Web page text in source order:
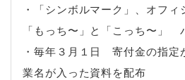
・「シンボルマーク」、オフ
「もっち〜」と「こっち〜」
・毎年３月１日 寄付金の指定
業名が入った資料を配布